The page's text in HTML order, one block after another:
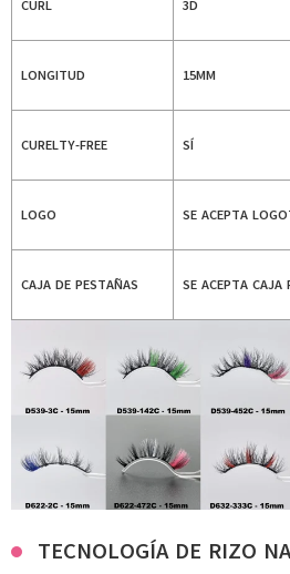
CURL 3D
LONGITUD 15MM
CURELTY-FREE SÍ
LOGO SE ACEPTA
CAJA DE PESTAÑAS SE ACEPTA CAJA
TECNOLOGÍA DE RIZO